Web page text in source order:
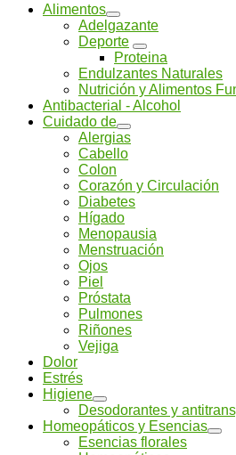
Alimentos
Adelgazante
Deporte
Proteina
Endulzantes Naturales
Nutrición y Alimentos
Antibacterial - Alcohol
Cuidado de
Alergias
Cabello
Colon
Corazón y Circulación
Diabetes
Hígado
Menopausia
Menstruación
Ojos
Piel
Próstata
Pulmones
Riñones
Vejiga
Dolor
Estrés
Higiene
Desodorantes y
Homeopáticos y Esencias
Esencias florales